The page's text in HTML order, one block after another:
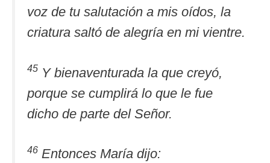
voz de tu salutación a mis oídos, la
criatura saltó de alegría en mi vientre.
45 Y bienaventurada la que creyó,
porque se cumplirá lo que le fue
dicho de parte del Señor.
46 Entonces María dijo: